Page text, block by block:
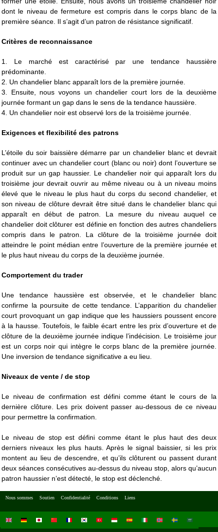
dont le niveau de fermeture est compris dans le corps blanc de la
première séance. Il s’agit d’un patron de résistance significatif.
Critères de reconnaissance
1. Le marché est caractérisé par une tendance haussière
prédominante.
2. Un chandelier blanc apparaît lors de la première journée.
3. Ensuite, nous voyons un chandelier court lors de la deuxième
journée formant un gap dans le sens de la tendance haussière.
4. Un chandelier noir est observé lors de la troisième journée.
Exigences et flexibilité des patrons
L’étoile du soir baissière démarre par un chandelier blanc et devrait
continuer avec un chandelier court (blanc ou noir) dont l’ouverture se
produit sur un gap haussier. Le chandelier noir qui apparaît lors du
troisième jour devrait ouvrir au même niveau ou à un niveau moins
élevé que le niveau le plus haut du corps du second chandelier, et
son niveau de clôture devrait être situé dans le chandelier blanc qui
apparaît en début de patron. La mesure du niveau auquel ce
chandelier doit clôturer est définie en fonction des autres chandeliers
compris dans le patron. La clôture de la troisième journée doit
atteindre le point médian entre l’ouverture de la première journée et
le plus haut niveau du corps de la deuxième journée.
Comportement du trader
Une tendance haussière est observée, et le chandelier blanc
confirme la poursuite de cette tendance. L’apparition du chandelier
court provoquant un gap indique que les haussiers poussent encore
à la hausse. Toutefois, le faible écart entre les prix d’ouverture et de
clôture de la deuxième journée indique l’indécision. Le troisième jour
est un corps noir qui intègre le corps blanc de la première journée.
Une inversion de tendance significative a eu lieu.
Niveaux de vente / de stop
Le niveau de confirmation est défini comme étant le cours de la
dernière clôture. Les prix doivent passer au-dessous de ce niveau
pour permettre la confirmation.
Le niveau de stop est défini comme étant le plus haut des deux
derniers niveaux les plus hauts. Après le signal baissier, si les prix
montent au lieu de descendre, et qu’ils clôturent ou passent durant
deux séances consécutives au-dessus du niveau stop, alors qu’aucun
patron haussier n’est détecté, le stop est déclenché.
Nous sommes Soutien Confidentialité Conditions Liens